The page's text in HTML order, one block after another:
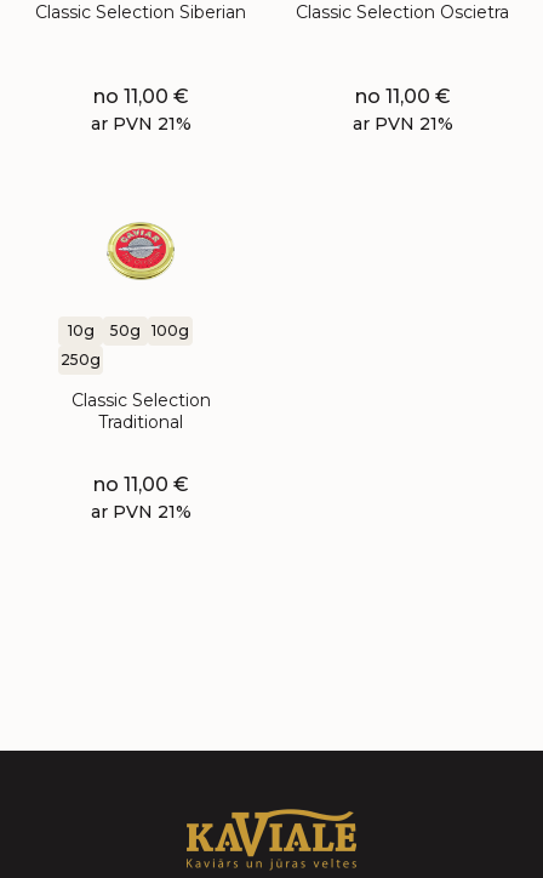
Classic Selection Siberian
no 11,00 €
ar PVN 21%
Classic Selection Oscietra
no 11,00 €
ar PVN 21%
10g 50g
100g
250g
Classic Selection
Traditional
no 11,00 €
ar PVN 21%